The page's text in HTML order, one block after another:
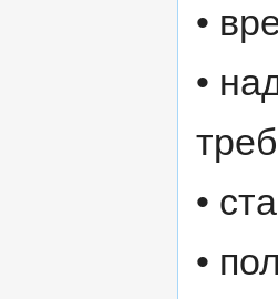
•
•
•
•